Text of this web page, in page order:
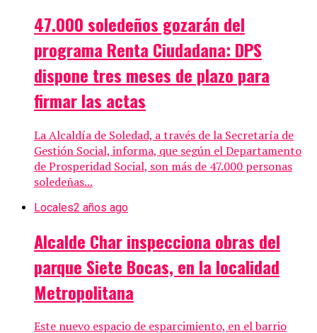
47.000 soledeños gozarán del
programa Renta Ciudadana: DPS
dispone tres meses de plazo para
firmar las actas
La Alcaldía de Soledad, a través de la Secretaría de
Gestión Social, informa, que según el Departamento
de Prosperidad Social, son más de 47.000 personas
soledeñas...
Locales2 años ago
Alcalde Char inspecciona obras del
parque Siete Bocas, en la localidad
Metropolitana
Este nuevo espacio de esparcimiento, en el barrio